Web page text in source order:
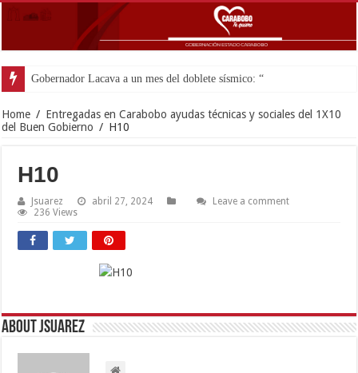
Gobernador Lacava a un mes del doblete sísmico: “Honro al valien
Home / Entregadas en Carabobo ayudas técnicas y sociales del 1X10
del Buen Gobierno / H10
H10
Jsuarez abril 27, 2024
Leave a comment
236 Views
About Jsuarez